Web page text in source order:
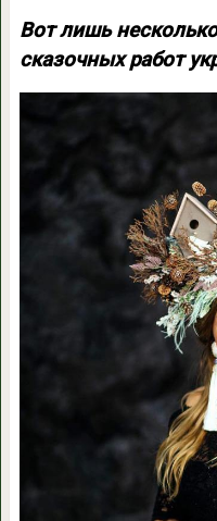
Вот лишь
сказочных работ